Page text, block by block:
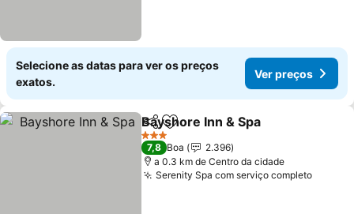
Selecione as datas para ver os preços
exatos.
Ver preços
PartilharAdicionar aos favoritos
Bayshore Inn & Spa
3 Estrelas
7,8 Boa
2.396
a 0.3 km de Centro da cidade
Serenity Spa com serviço completoVer